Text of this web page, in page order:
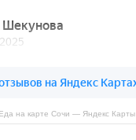
на карте Сочи — Яндекс Карты